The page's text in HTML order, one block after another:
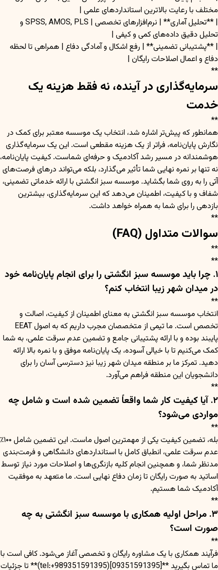
مختلف با رعایت بالاترین استانداردهای علمی |
| **تحلیل آماری** | نرم‌افزارهای تخصصی | SPSS, AMOS, PLS و
تحلیل دقیق داده‌های کمی و کیفی |
| **پشتیبانی تضمینی** | رفع اشکال و آمادگی دفاع | همراهی تا لحظه
دفاع و اعمال اصلاحات رایگان |
**
سرمایه‌گذاری در آینده، نه فقط هزینه یک
خدمت
**
همانطور که پیش‌تر اشاره شد، انتخاب یک موسسه معتبر برای کمک در
نگارش پایان‌نامه، فراتر از یک هزینه مقطعی است. این یک سرمایه‌گذاری
هوشمندانه در مسیر رشد آکادمیک و حرفه‌ای شماست. کیفیت پایان‌نامه،
نه تنها بر نمره نهایی شما تأثیر می‌گذارد، بلکه می‌تواند درهای فرصت‌های
آتی را به روی شما بگشاید. موسسه سبز انگشتی با ارائه خدماتی تضمینی،
شفاف و با کیفیت، اطمینان می‌دهد که این سرمایه‌گذاری، بیشترین
بازدهی را برای شما به همراه خواهد داشت.
**
سوالات متداول (FAQ)
**
**
۱. چرا باید موسسه سبز انگشتی را برای انجام پایان‌نامه خود
در میدان شهر زیبا انتخاب کنم؟
**
انتخاب موسسه سبز انگشتی به معنای اطمینان از کیفیت، اصالت و
تخصص است. ما تیمی از متخصصان مجرب داریم که به اصول EEAT
پایبند بوده و با ارائه پشتیبانی جامع و تضمین عدم سرقت علمی، به شما
کمک می‌کنیم تا با خیالی آسوده، یک پایان‌نامه موفق و با نمره بالا ارائه
دهید. تمرکز ما بر منطقه میدان شهر زیبا نیز دسترسی آسان را برای
دانشجویان این منطقه فراهم می‌آورد.
**
۲. آیا کیفیت کار شما واقعاً تضمین شده است و شامل چه
مواردی می‌شود؟
**
بله، تضمین کیفیت یکی از مهمترین اصول ماست. این تضمین شامل ۱۰۰٪
عدم سرقت علمی، انطباق کامل با استانداردهای دانشگاهی و فرمت‌بندی
مدنظر شما، و همچنین انجام کلیه بازنگری‌ها و اصلاحات مورد نیاز توسط
اساتید به صورت رایگان تا زمان دفاع نهایی است. ما متعهد به موفقیت
آکادمیک شما هستیم.
**
۳. مراحل اولیه همکاری با موسسه سبز انگشتی به چه
صورت است؟
**
فرآیند همکاری با یک مشاوره رایگان و تخصصی آغاز می‌شود. کافی است با
ما تماس بگیرید **[09351591395](tel:+989351591395)** تا جزئیات